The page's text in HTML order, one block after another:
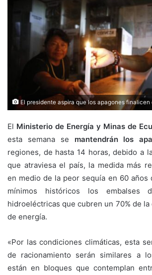
El presidente aspira que los apagones
El Ministerio de Energía y Minas de
esta semana se mantendrán los
regiones, de hasta 14 horas, debido a
que atraviesa el país, la medida más
en medio de la peor sequía en 60 años
mínimos históricos los embalses
hidroeléctricas que cubren un 70% de la
de energía.
«Por las condiciones climáticas, esta
de racionamiento serán similares a
están en bloques que contemplan